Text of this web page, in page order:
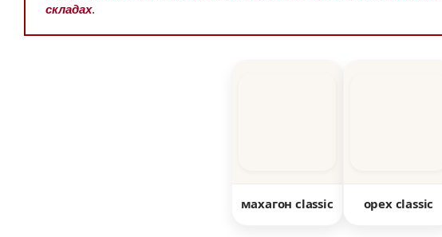
складах.
махагон classic орех classic